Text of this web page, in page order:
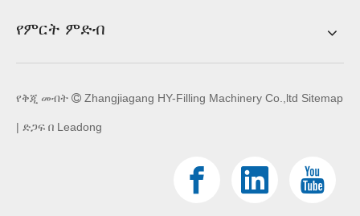
የምርት ምድብ
የቅጂ መብት  Zhangjiagang HY-Filling Machinery Co.,ltd Sitemap
| ድጋፍ በ Leadong